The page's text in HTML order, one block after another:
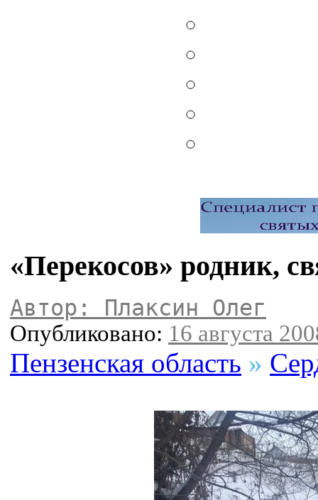
«Перекосов» родник,
Автор: Плаксин Олег
Опубликовано: 16 августа
Пензенская область »